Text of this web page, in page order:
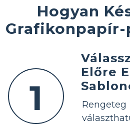
Hogyan
1
Előre